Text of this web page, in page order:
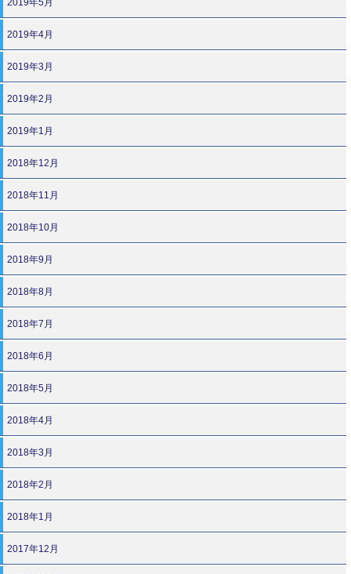
2019年5月
2019年4月
2019年3月
2019年2月
2019年1月
2018年12月
2018年11月
2018年10月
2018年9月
2018年8月
2018年7月
2018年6月
2018年5月
2018年4月
2018年3月
2018年2月
2018年1月
2017年12月